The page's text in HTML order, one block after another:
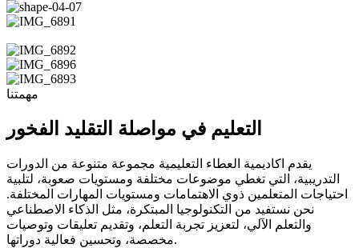
مهمتنا
التعليم في مواصلة التقليد الفخور
يقدم اكاديمية العطاء التعليمية مجموعة متنوعة من الدورات
التدريبية، التي تغطي موضوعات مختلفة ومستويات صعوبة، لتلبية
احتياجات المتعلمين ذوي الاهتمامات ومستويات المهارات المختلفة.
نحن نستفيد من التكنولوجيا المبتكرة، مثل الذكاء الاصطناعي
والتعلم الآلي، لتعزيز تجربة التعلم، وتقديم تعليقات وتوصيات
مخصصة، وتحسين فعالية دوراتها.